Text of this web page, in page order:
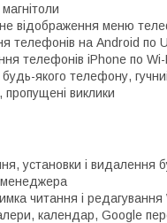
відображення меню
телефонів на Android по
телефонів iPhone по
якого телефону,
пропущені виклики
установки і видалення
читання і
календар, Google